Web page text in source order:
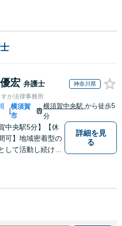
宏 弁護士 神奈川県
か法律事務所
横須賀
市
横須賀中央駅 から徒歩5
分
中央駅5分】【休
可】地域密着型の
して活動し続けて
詳細を見
る